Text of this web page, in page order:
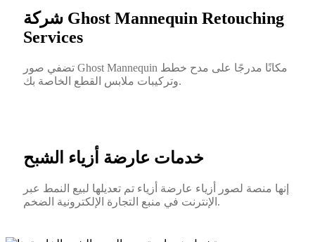
شركة Ghost Mannequin Retouching
Services
تضفي صور Ghost Mannequin مكانًا مدرجًا على مدح خطط
وتركيبات ملابس القطع الخاصة بك.
خدمات عارضة أزياء الشبح
إنها منصة لصور أزياء عارضة أزياء تم تعديلها لبيع النمط عبر
الإنترنت في منبع التجارة الإلكترونية الضخم.